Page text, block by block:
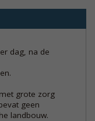
dag, na de
grote zorg
geen
landbouw.